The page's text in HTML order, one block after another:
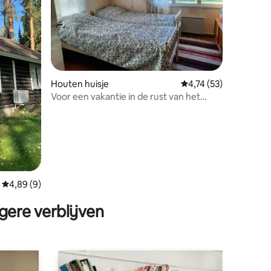
Gemiddelde beoordeling van 4,89 op 5, 9 recensies
4,89 (9)
Houten huisje Gemiddelde
4,74 (53)
Voor een vakantie in de rust van het
verblijven